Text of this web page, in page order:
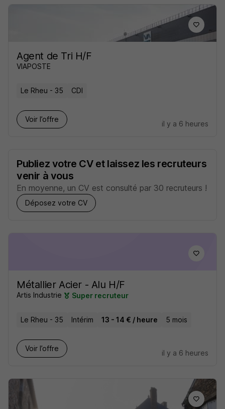
Agent de Tri H/F
VIAPOSTE
Le Rheu - 35 CDI
Voir l’offre
il y a 6 heures
Publiez votre CV et laissez les recruteurs
venir à vous
En moyenne, un CV est consulté par 30 recruteurs !
Déposez votre CV
Métallier Acier - Alu H/F
Artis Industrie Super recruteur
Le Rheu - 35 Intérim 13 - 14 € / heure 5 mois
Voir l’offre
il y a 6 heures